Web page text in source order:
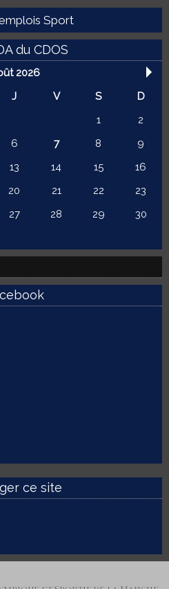
Sport
du CDOS
2026
J V S
D
1
2
6 7 8
9
13 14 15
16
20 21 22
23
27 28 29
30
ce site